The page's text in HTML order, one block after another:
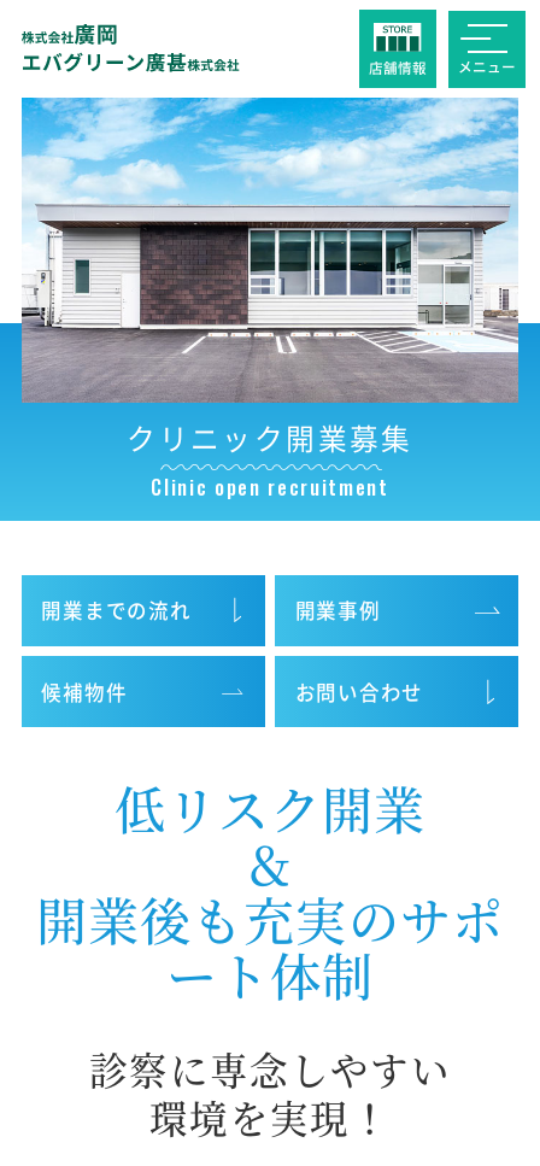
店舗情報 メニュー
クリニック開業募集
Clinic open recruitment
開業までの流れ 開業事例
候補物件 お問い合わせ
低リスク開業
＆
開業後も充実のサポ
ート体制
診察に専念しやすい
環境を実現！